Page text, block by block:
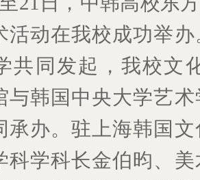
活动在我校成功举
共同发起，我校文
与韩国中央大学艺
承办。驻上海韩国
科学科长金伯昀、